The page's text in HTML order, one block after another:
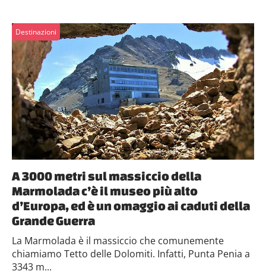
Destinazioni
A 3000 metri sul massiccio della
Marmolada c’è il museo più alto
d’Europa, ed è un omaggio ai caduti della
Grande Guerra
La Marmolada è il massiccio che comunemente
chiamiamo Tetto delle Dolomiti. Infatti, Punta Penia a
3343 m...